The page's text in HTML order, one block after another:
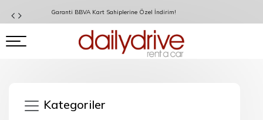
Garanti BBVA Kart Sahiplerine Özel İndirim!
Kategoriler